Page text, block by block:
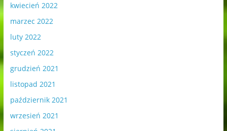
kwiecień 2022
marzec 2022
luty 2022
styczeń 2022
grudzień 2021
listopad 2021
październik 2021
wrzesień 2021